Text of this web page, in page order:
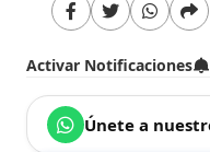
Activar Notificaciones
Únete a